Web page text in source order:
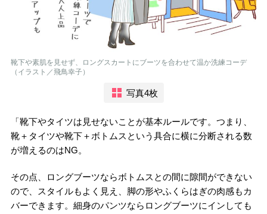
靴下や素肌を見せず、ロングスカートにブーツを合わせて温か洗練コーデ
（イラスト／飛鳥幸子）
写真4枚
「靴下やタイツは見せないことが基本ルールです。つまり、
靴＋タイツや靴下＋ボトムスという具合に横に分断される数
が増えるのはNG。
その点、ロングブーツならボトムスとの間に隙間ができない
ので、スタイルもよく見え、脚の形やふくらはぎの肉感もカ
バーできます。細身のパンツならロングブーツにインしても